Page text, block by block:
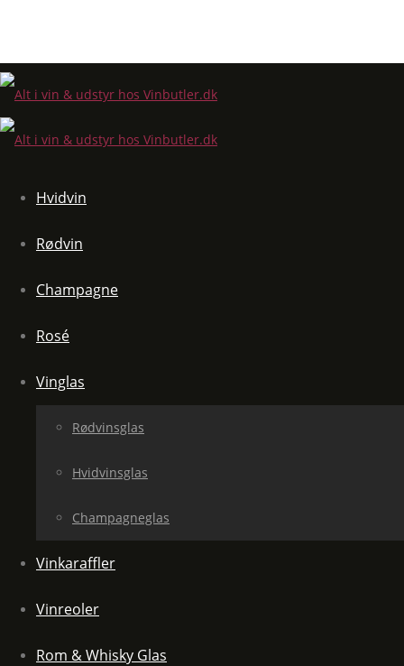
Hvidvin
Rødvin
Champagne
Rosé
Vinglas
Rødvinsglas
Hvidvinsglas
Champagneglas
Vinkaraffler
Vinreoler
Rom & Whisky Glas